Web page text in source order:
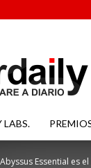
LABS.
Abyssus Essential es